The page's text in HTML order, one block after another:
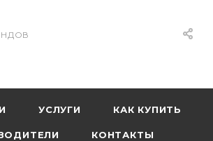
УСЛУГИ КАК КУПИТЬ
КОНТАКТЫ